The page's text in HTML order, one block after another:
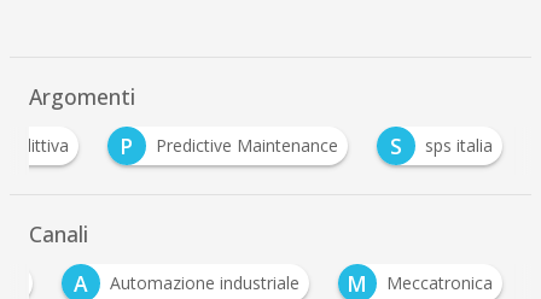
Argomenti
P Predictive Maintenance S sps italia
Canali
A Automazione industriale M Meccatronica